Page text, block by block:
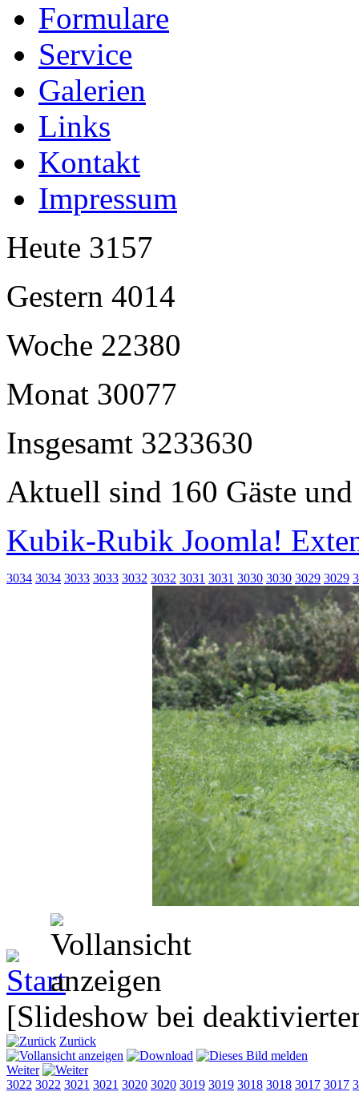
Formulare
Service
Galerien
Links
Kontakt
Impressum
Heute 3157
Gestern 4014
Woche 22380
Monat 30077
Insgesamt 3233630
Aktuell sind 160 Gäste
Kubik-Rubik Joomla!
3034 3034 3033 3033 3032 3032 3031 3031 3030 3030 3029 3029
[Slideshow bei
Zurück
Weiter
3022 3022 3021 3021 3020 3020 3019 3019 3018 3018 3017 3017